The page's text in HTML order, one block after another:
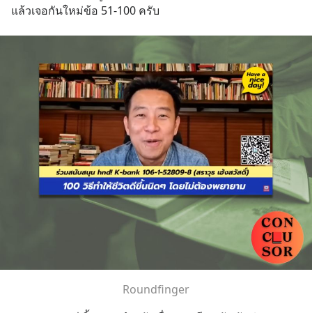
แล้วเจอกันใหม่ข้อ 51-100 ครับ
Roundfinger